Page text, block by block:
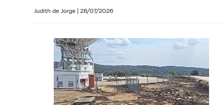
Judith de Jorge | 28/07/2026